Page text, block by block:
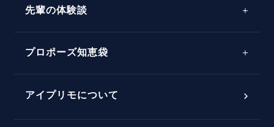
プロポーズアイテム
先輩の体験談
プロポーズ知恵袋
アイプリモについて